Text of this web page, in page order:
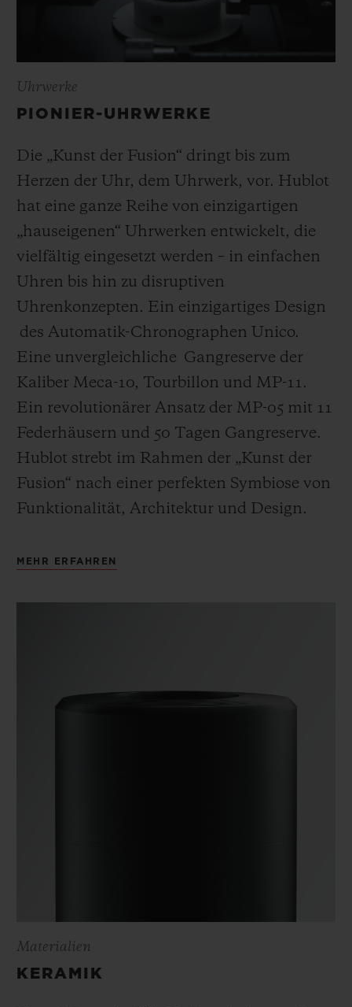
Uhrwerke
PIONIER-UHRWERKE
Die „Kunst der Fusion“ dringt bis zum
Herzen der Uhr, dem Uhrwerk, vor. Hublot
hat eine ganze Reihe von einzigartigen
„hauseigenen“ Uhrwerken entwickelt, die
vielfältig eingesetzt werden – in einfachen
Uhren bis hin zu disruptiven
Uhrenkonzepten. Ein einzigartiges Design
des Automatik-Chronographen Unico.
Eine unvergleichliche Gangreserve der
Kaliber Meca-10, Tourbillon und MP-11.
Ein revolutionärer Ansatz der MP-05 mit 11
Federhäusern und 50 Tagen Gangreserve.
Hublot strebt im Rahmen der „Kunst der
Fusion“ nach einer perfekten Symbiose von
Funktionalität, Architektur und Design.
MEHR ERFAHREN
Materialien
KERAMIK